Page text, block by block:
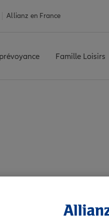
Allianz en France
Famille Loisirs